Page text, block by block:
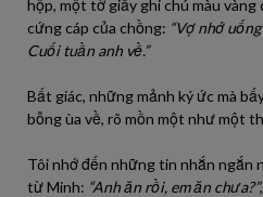
hộp, một tờ giấy ghi chú màu
cứng cáp của chồng: “Vợ nhớ
Cuối tuần anh về.”
Bất giác, những mảnh ký ức mà
bỗng ùa về, rõ mồn một như một
Tôi nhớ đến những tin nhắn ngắn
từ Minh: “Anh ăn rồi, em ăn chưa?”,